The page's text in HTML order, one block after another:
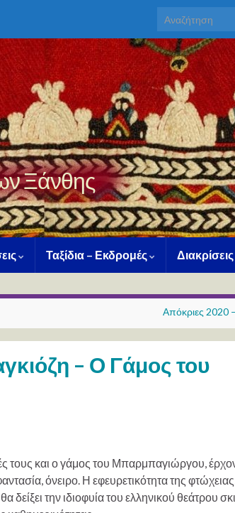
Search for:
Ξάνθης
Ταξίδια – Εκδρομές Διακρίσεις
Απόκριες 2020
– Ο Γάμος του
τους και ο γάμος του Μπαρμπαγιώργου,
όνειρο. Η εφευρετικότητα της
δείξει την ιδιοφυία του ελληνικού θεάτρου